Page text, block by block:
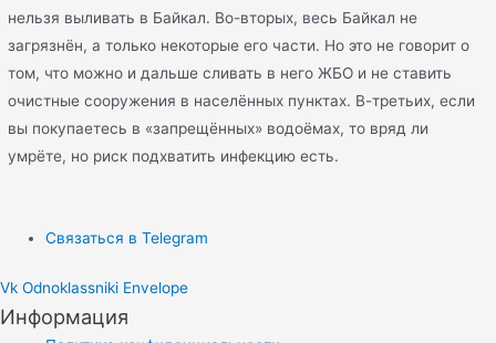
нельзя выливать в Байкал. Во-вторых, весь Байкал не
загрязнён, а только некоторые его части. Но это не говорит о
том, что можно и дальше сливать в него ЖБО и не ставить
очистные сооружения в населённых пунктах. В-третьих, если
вы покупаетесь в «запрещённых» водоёмах, то вряд ли
умрёте, но риск подхватить инфекцию есть.
Связаться в Telegram
Vk Odnoklassniki Envelope
Информация